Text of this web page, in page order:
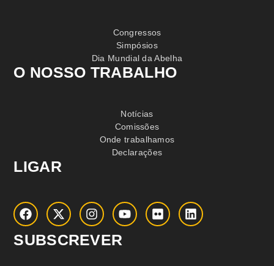
Congressos
Simpósios
Dia Mundial da Abelha
O NOSSO TRABALHO
Notícias
Comissões
Onde trabalhamos
Declarações
LIGAR
SUBSCREVER